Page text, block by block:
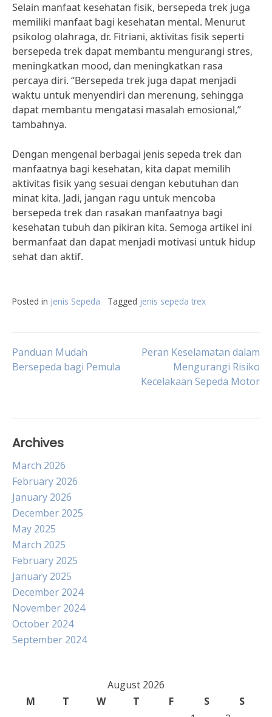
Selain manfaat kesehatan fisik, bersepeda trek juga
memiliki manfaat bagi kesehatan mental. Menurut
psikolog olahraga, dr. Fitriani, aktivitas fisik seperti
bersepeda trek dapat membantu mengurangi stres,
meningkatkan mood, dan meningkatkan rasa
percaya diri. “Bersepeda trek juga dapat menjadi
waktu untuk menyendiri dan merenung, sehingga
dapat membantu mengatasi masalah emosional,”
tambahnya.
Dengan mengenal berbagai jenis sepeda trek dan
manfaatnya bagi kesehatan, kita dapat memilih
aktivitas fisik yang sesuai dengan kebutuhan dan
minat kita. Jadi, jangan ragu untuk mencoba
bersepeda trek dan rasakan manfaatnya bagi
kesehatan tubuh dan pikiran kita. Semoga artikel ini
bermanfaat dan dapat menjadi motivasi untuk hidup
sehat dan aktif.
Posted in Jenis Sepeda Tagged jenis sepeda trex
Post
Panduan Mudah
Bersepeda bagi Pemula
Peran Keselamatan dalam
Mengurangi Risiko
Kecelakaan Sepeda Motor
Archives
March 2026
February 2026
January 2026
December 2025
May 2025
March 2025
February 2025
January 2025
December 2024
November 2024
October 2024
September 2024
August 2026
M
T W T F S
S